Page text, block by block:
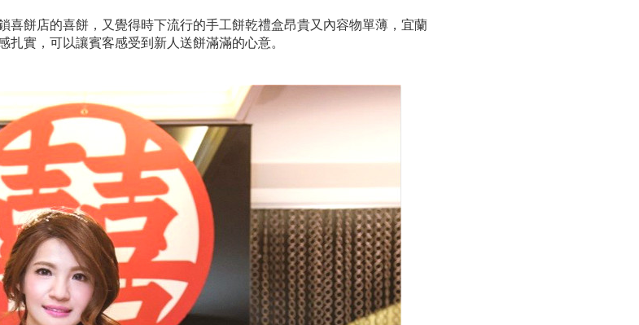
喜餅店的喜餅，又覺得時下流行的手工餅乾禮盒昂貴又內容物單薄，宜蘭
實，可以讓賓客感受到新人送餅滿滿的心意。